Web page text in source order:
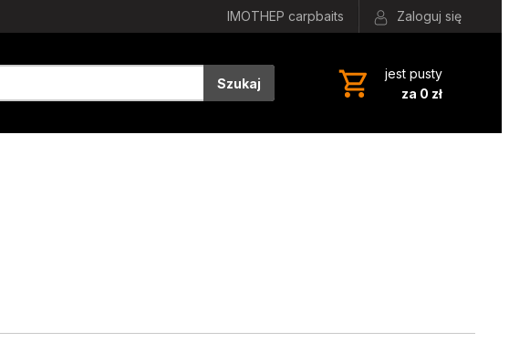
IMOTHEP carpbaits Zaloguj się
Szukaj
jest pusty
za 0 zł